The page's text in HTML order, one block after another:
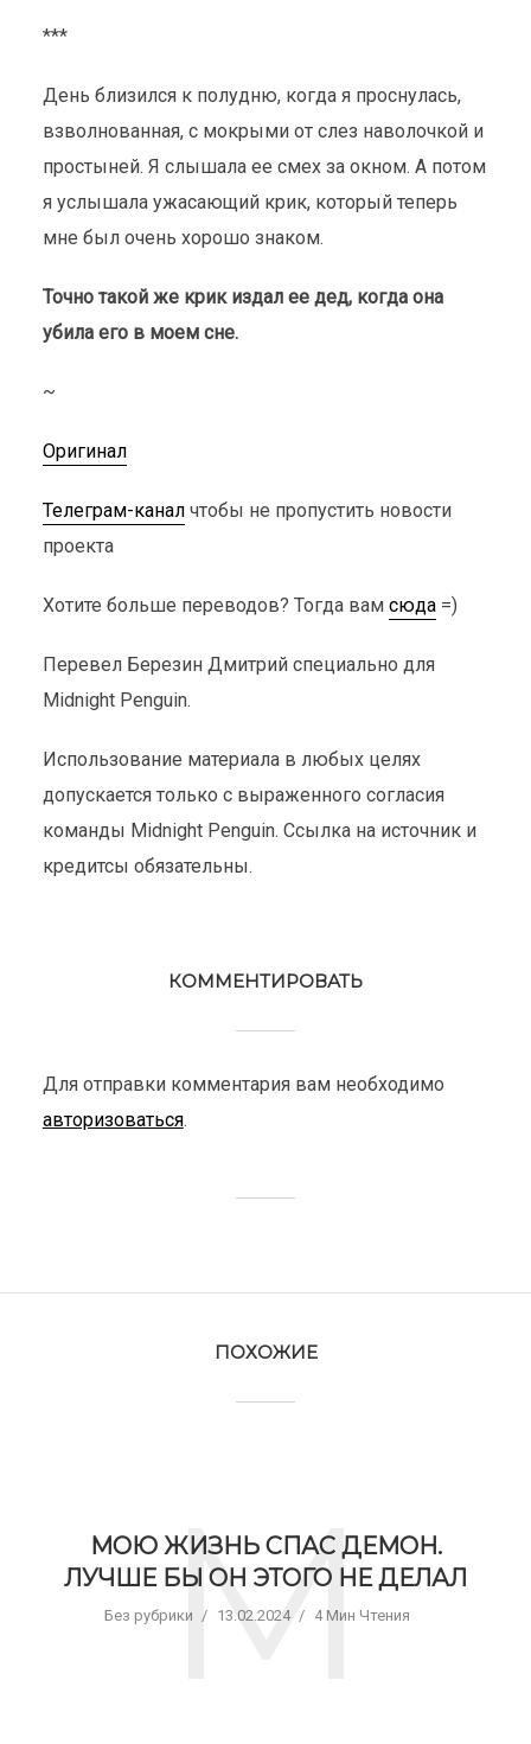
***
День близился к полудню, когда я проснулась,
взволнованная, с мокрыми от слез наволочкой и
простыней. Я слышала ее смех за окном. А потом
я услышала ужасающий крик, который теперь
мне был очень хорошо знаком.
Точно такой же крик издал ее дед, когда она
убила его в моем сне.
~
Оригинал
Телеграм-каналчтобы не пропустить новости
проекта
Хотите больше переводов? Тогда вам сюда=)
Перевел Березин Дмитрий специально для
Midnight Penguin.
Использование материала в любых целях
допускается только с выраженного согласия
команды Midnight Penguin. Ссылка на источник и
кредитсы обязательны.
КОММЕНТИРОВАТЬ
Для отправки комментария вам необходимо
авторизоваться.
ПОХОЖИЕ
МОЮ ЖИЗНЬ СПАС ДЕМОН.
ЛУЧШЕ БЫ ОН ЭТОГО НЕ ДЕЛАЛ
Без рубрики 13.02.2024 4 Мин Чтения
М